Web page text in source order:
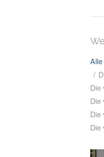
Alle
/
Die
Die
Die
Die